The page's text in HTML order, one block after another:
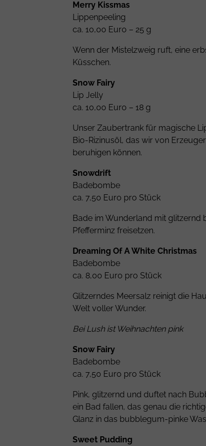
Merry Kissmas
Lippenpeeling
ca. 10,00 Euro – 25 g
Wenn der Mistelzweig ruft, eine
Küsschen.
Snow Fairy
Lip Jelly
ca. 10,00 Euro – 18 g
Unser Zaubertrank für magische
Bio-Rizinusöl, das wir von
beruhigen können.
Snowdrift
Badebombe
ca. 7,50 Euro pro Stück
Bade im Wunderland mit glitzernd
Pfefferminz freisetzen.
Dreaming Of A White Christmas
Badebombe
ca. 8,00 Euro pro Stück
Glitzerndes Meersalz reinigt die
Welt voller Wunder.
Bei Lush ist Weihnachten pink
Snow Fairy
Badebombe
ca. 7,50 Euro pro Stück
Pink, glitzernd und duftet nach
ein Bad fallen, das genau die
Glanz in das bubblegum-pinke
Sweet Pudding